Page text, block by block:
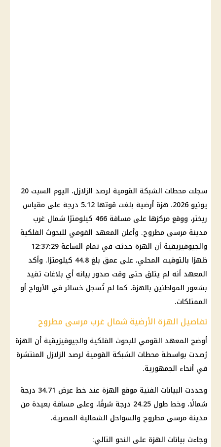
سجلت محطات الشبكة القومية لرصد الزلازل، اليوم السبت 20
يونيو 2026، هزة أرضية بلغت قوتها 5.12 درجة على مقياس
ريختر، ووقع مركزها على مسافة 466 كيلومترًا شمال غرب
مدينة مرسى مطروح. وأعلن المعهد القومي للبحوث الفلكية
والجيوفيزيقية أن الهزة حدثت في تمام الساعة 12:37:29
ظهرًا بالتوقيت المحلي، على عمق بلغ 44.8 كيلومترًا. وأكد
المعهد أنه لم يتلق حتى وقت صدور بيانه أي بلاغات تفيد
بشعور المواطنين بالهزة، كما لم تُسجل خسائر في الأرواح أو
الممتلكات.
تفاصيل الهزة الأرضية شمال غرب مرسى مطروح
أوضح المعهد القومي للبحوث الفلكية والجيوفيزيقية أن الهزة
رُصدت بواسطة محطات الشبكة القومية لرصد الزلازل المنتشرة
في أنحاء الجمهورية.
وحددت البيانات الفنية موقع الهزة عند خط عرض 34.71 درجة
شمالًا، وخط طول 24.25 درجة شرقًا، وعلى مسافة بعيدة من
مدينة مرسى مطروح والسواحل الشمالية المصرية.
وجاءت بيانات الهزة على النحو التالي: